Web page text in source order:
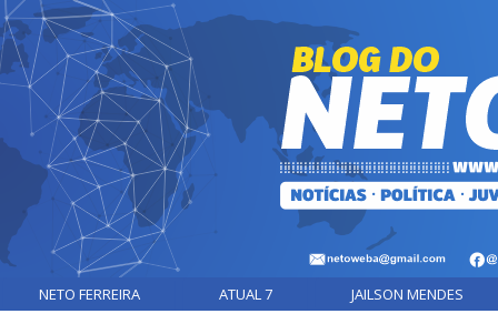
NETO FERREIRA ATUAL 7 JAILSON MENDES